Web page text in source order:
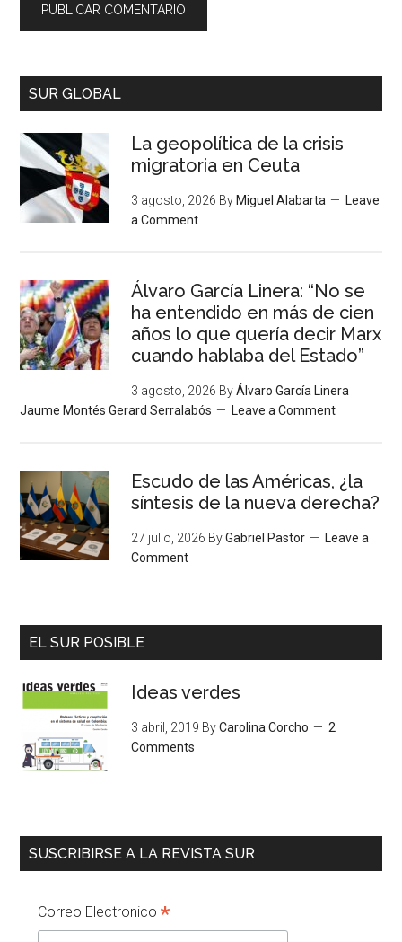
SUR GLOBAL
La geopolítica de la crisis
migratoria en Ceuta
3 agosto, 2026 By Miguel Alabarta
Leave
a Comment
Álvaro García Linera: “No se
ha entendido en más de cien
años lo que quería decir Marx
cuando hablaba del Estado”
3 agosto, 2026 ByÁlvaro García Linera
Jaume Montés Gerard Serralabós
Leave a Comment
Escudo de las Américas, ¿la
síntesis de la nueva derecha?
27 julio, 2026 ByGabriel Pastor
Leave a
Comment
EL SUR POSIBLE
Ideas verdes
3 abril, 2019 ByCarolina Corcho
2
Comments
SUSCRIBIRSE A LA REVISTA SUR
Correo Electronico*